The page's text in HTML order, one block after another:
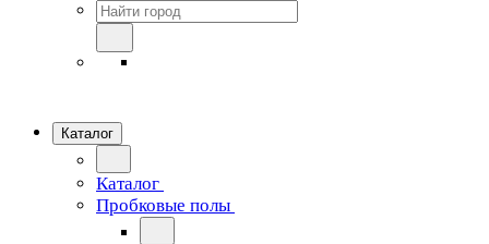
Каталог
Каталог
Пробковые полы